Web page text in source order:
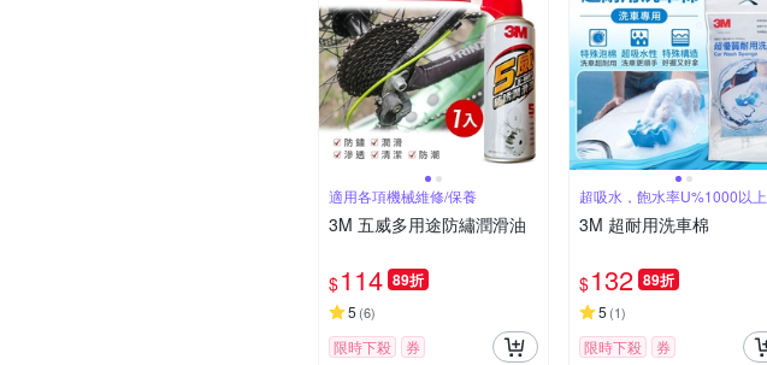
適用各項機械維修/保養
3M 五威多用途防繡潤滑油
$114 89折
5 (6)
限時下殺 券
超吸水，飽水率U%1000以上
3M 超耐用洗車棉
$132 89折
5 (1)
限時下殺 券